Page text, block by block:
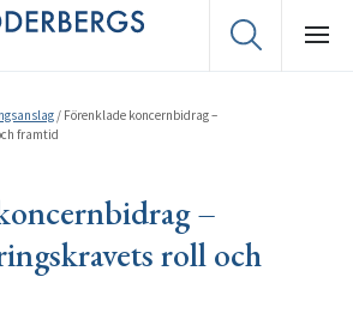
/ Förenklade koncernbidrag –
framtid
–
roll och